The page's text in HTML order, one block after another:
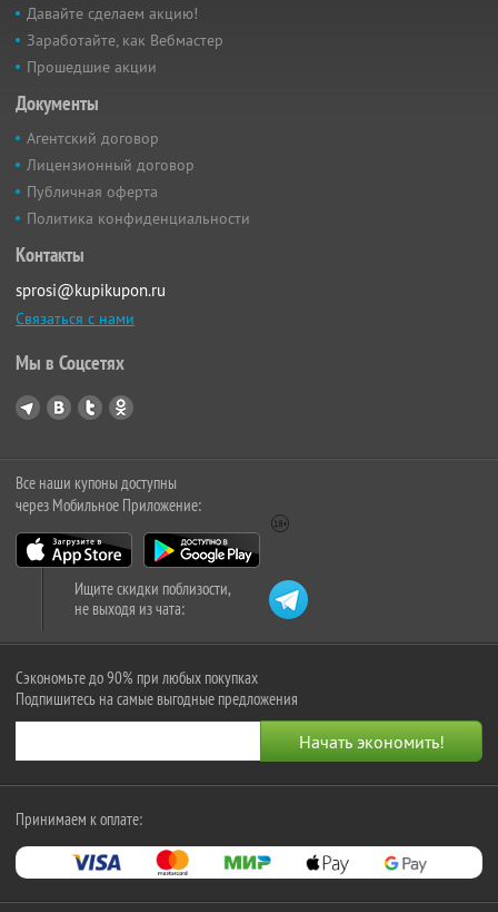
Давайте сделаем акцию!
Заработайте, как Вебмастер
Прошедшие акции
Документы
Агентский договор
Лицензионный договор
Публичная оферта
Политика конфиденциальности
Контакты
sprosi@kupikupon.ru
Связаться с нами
Мы в Соцсетях
Все наши купоны доступны
через Мобильное Приложение:
Ищите скидки поблизости,
не выходя из чата:
Сэкономьте до 90% при любых покупках
Подпишитесь на самые выгодные предложения
Принимаем к оплате: